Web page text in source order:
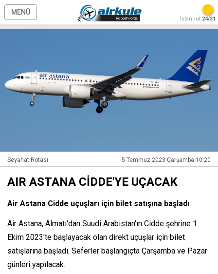
MENÜ
İstanbul 24/31
Seyahat Rotası 5 Temmuz 2023 Çarşamba 10:20
AIR ASTANA CİDDE'YE UÇACAK
Air Astana Cidde uçuşları için bilet satışına başladı
Air Astana, Almatı'dan Suudi Arabistan'ın Cidde şehrine 1
Ekim 2023'te başlayacak olan direkt uçuşlar için bilet
satışlarına başladı. Seferler başlangıçta Çarşamba ve Pazar
günleri yapılacak.